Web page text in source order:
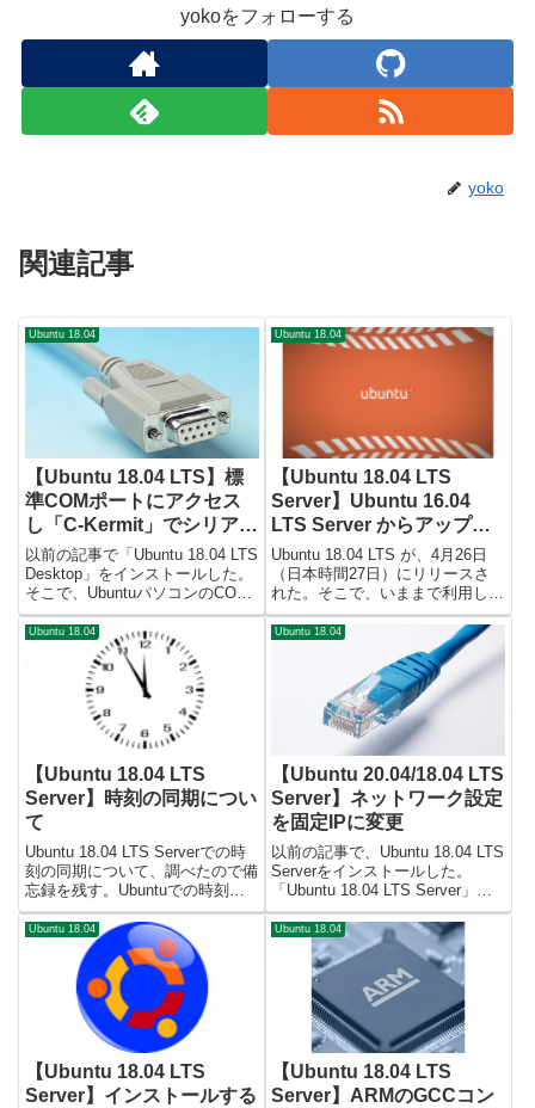
yokoをフォローする
yoko
関連記事
Ubuntu 18.04
【Ubuntu 18.04 LTS】標
準COMポートにアクセス
し「C-Kermit」でシリアル
通信する
以前の記事で「Ubuntu 18.04 LTS
Desktop」をインストールした。
そこで、UbuntuパソコンのCOM
ポートにアクセスし、シリアル通
信できたので備忘録を残す。
COMポートのデバイス名確認パ
ソコン標準装備のCOMポートの
Ubuntu 18.04
【Ubuntu 18.04 LTS
Server】Ubuntu 16.04
LTS Server からアップグ
レード
Ubuntu 18.04 LTS が、4月26日
（日本時間27日）にリリースさ
れた。そこで、いままで利用して
いた Ubuntu 16.04 LTS Server か
ら「Ubuntu 18.04 LTS Server」
にアップグレードしたので...
Ubuntu 18.04
【Ubuntu 18.04 LTS
Server】時刻の同期につい
て
Ubuntu 18.04 LTS Serverでの時
刻の同期について、調べたので備
忘録を残す。Ubuntuでの時刻同
期についてUbuntu 18.04 LTS
Serverでの時刻同期は、ntpdate
を使わずにSystemdの機能を使っ
Ubuntu 18.04
【Ubuntu 20.04/18.04 LTS
Server】ネットワーク設定
を固定IPに変更
以前の記事で、Ubuntu 18.04 LTS
Serverをインストールした。
「Ubuntu 18.04 LTS Server」で
はインストール時に固定IPに設定
できるが、DHCP自動取得でイン
ストールした場合の固定IPに変更
する手順につ...
Ubuntu 18.04
【Ubuntu 18.04 LTS
Server】インストールする
Ubuntu 18.04
【Ubuntu 18.04 LTS
Server】ARMのGCCコン